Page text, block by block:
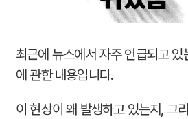
최근에 뉴스에서 자주 언급되고
에 관한 내용입니다.
이 현상이 왜 발생하고 있는지, 그